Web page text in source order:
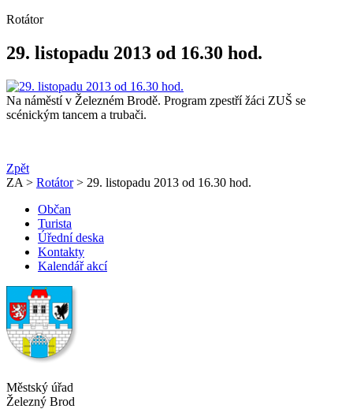
Rotátor
29. listopadu 2013 od 16.30 hod.
Na náměstí v Železném Brodě. Program zpestří žáci ZUŠ se
scénickým tancem a trubači.
Zpět
ZA > Rotátor> 29. listopadu 2013 od 16.30 hod.
Občan
Turista
Úřední deska
Kontakty
Kalendář akcí
Městský úřad
Železný Brod